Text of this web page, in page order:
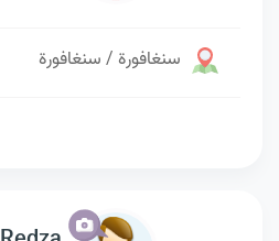
سنغافورة / سنغافورة